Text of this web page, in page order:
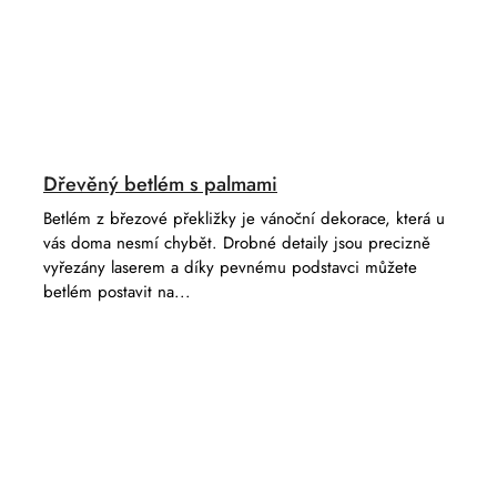
Dřevěný betlém s palmami
Betlém z březové překližky je vánoční dekorace, která u
vás doma nesmí chybět. Drobné detaily jsou precizně
vyřezány laserem a díky pevnému podstavci můžete
betlém postavit na...